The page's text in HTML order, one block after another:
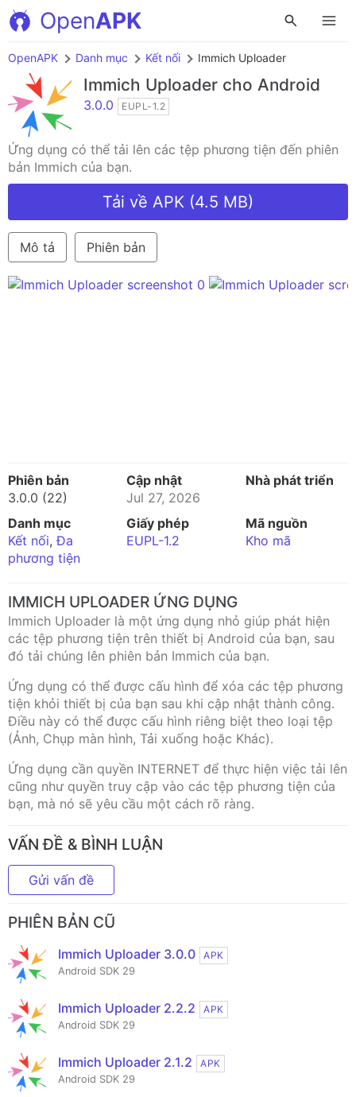
OpenAPK
OpenAPK Danh mục Kết nối Immich Uploader
Immich Uploader cho Android
3.0.0 EUPL-1.2
Ứng dụng có thể tải lên các tệp phương tiện đến phiên
bản Immich của bạn.
Tải về APK (4.5 MB)
Mô tả Phiên bản
Phiên bản
3.0.0 (22)
Cập nhật
Jul 27, 2026
Nhà phát triển
Danh mục
Kết nối,Đa
phương tiện
Giấy phép
EUPL-1.2
Mã nguồn
Kho mã
IMMICH UPLOADER ỨNG DỤNG
Immich Uploader là một ứng dụng nhỏ giúp phát hiện
các tệp phương tiện trên thiết bị Android của bạn, sau
đó tải chúng lên phiên bản Immich của bạn.
Ứng dụng có thể được cấu hình để xóa các tệp phương
tiện khỏi thiết bị của bạn sau khi cập nhật thành công.
Điều này có thể được cấu hình riêng biệt theo loại tệp
(Ảnh, Chụp màn hình, Tải xuống hoặc Khác).
Ứng dụng cần quyền INTERNET để thực hiện việc tải lên
cũng như quyền truy cập vào các tệp phương tiện của
bạn, mà nó sẽ yêu cầu một cách rõ ràng.
VẤN ĐỀ & BÌNH LUẬN
Gửi vấn đề
PHIÊN BẢN CŨ
Immich Uploader 3.0.0
APK
Android SDK 29
Immich Uploader 2.2.2
APK
Android SDK 29
Immich Uploader 2.1.2
APK
Android SDK 29